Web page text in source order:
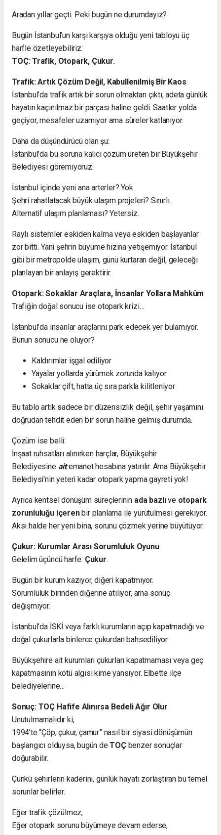
Aradan yıllar geçti. Peki bugün ne durumdayız?
Bugün İstanbul’un karşı karşıya olduğu yeni tabloyu üç
harfle özetleyebiliriz:
TOÇ: Trafik, Otopark, Çukur.
Trafik: Artık Çözüm Değil, Kabullenilmiş Bir Kaos
İstanbul’da trafik artık bir sorun olmaktan çıktı, adeta günlük
hayatın kaçınılmaz bir parçası haline geldi. Saatler yolda
geçiyor, mesafeler uzamıyor ama süreler katlanıyor.
Daha da düşündürücü olan şu:
İstanbul’da bu soruna kalıcı çözüm üreten bir Büyükşehir
Belediyesi göremiyoruz.
İstanbul içinde yeni ana arterler? Yok.
Şehri rahatlatacak büyük ulaşım projeleri? Sınırlı.
Alternatif ulaşım planlaması? Yetersiz.
Raylı sistemler eskiden kalma veya eskiden başlayanlar
zor bitti. Yani şehrin büyüme hızına yetişemiyor. İstanbul
gibi bir metropolde ulaşım, günü kurtaran değil, geleceği
planlayan bir anlayış gerektirir.
Otopark: Sokaklar Araçlara, İnsanlar Yollara Mahkûm
Trafiğin doğal sonucu ise otopark krizi…
İstanbul’da insanlar araçlarını park edecek yer bulamıyor.
Bunun sonucu ne oluyor?
Kaldırımlar işgal ediliyor
Yayalar yollarda yürümek zorunda kalıyor
Sokaklar çift, hatta üç sıra parkla kilitleniyor
Bu tablo artık sadece bir düzensizlik değil, şehir yaşamını
doğrudan tehdit eden bir sorun haline gelmiş durumda.
Çözüm ise belli:
İnşaat ruhsatları alınırken harçlar, Büyükşehir
Belediyesine aitemanet hesabına yatırılır. Ama Büyükşehir
Belediysi'nin yeteri kadar otopark yapma gayreti yok!
Ayrıca kentsel dönüşüm süreçlerinin ada bazlıve otopark
zorunluluğu içerenbir planlama ile yürütülmesi gerekiyor.
Aksi halde her yeni bina, sorunu çözmek yerine büyütüyor.
Çukur: Kurumlar Arası Sorumluluk Oyunu
Gelelim üçüncü harfe: Çukur.
Bugün bir kurum kazıyor, diğeri kapatmıyor.
Sorumluluk birinden diğerine atılıyor, ama sonuç
değişmiyor.
İstanbul’da İSKİ veya farklı kurumların açıp kapatmadığı ve
doğal çukurlarla binlerce çukurdan bahsediliyor.
Büyükşehire ait kurumları çukurları kapatmaması veya geç
kapatmasının kötü algısı kime yansıyor. Elbette ilçe
belediyelerine…
Sonuç: TOÇ Hafife Alınırsa Bedeli Ağır Olur
Unutulmamalıdır ki;
1994’te “Çöp, çukur, çamur” nasıl bir siyasi dönüşümün
başlangıcı olduysa, bugün deTOÇbenzer sonuçlar
doğurabilir.
Çünkü şehirlerin kaderini, günlük hayatı zorlaştıran bu temel
sorunlar belirler.
Eğer trafik çözülmez,
Eğer otopark sorunu büyümeye devam ederse,